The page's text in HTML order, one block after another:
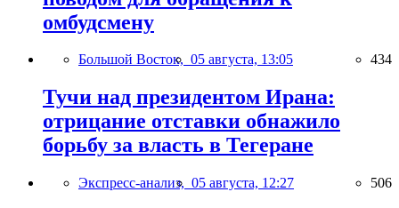
омбудсмену
Большой Восток, 05 августа, 13:05 434
Тучи над президентом Ирана:
отрицание отставки обнажило
борьбу за власть в Тегеране
Экспресс-анализ, 05 августа, 12:27 506